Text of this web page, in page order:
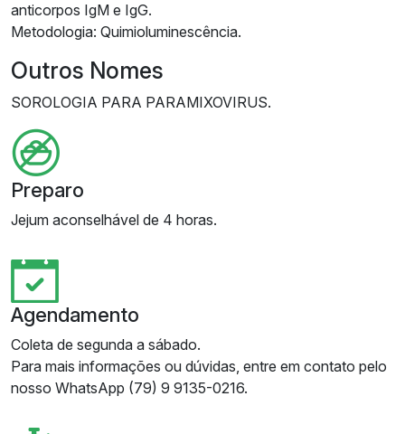
anticorpos IgM e IgG.
Metodologia: Quimioluminescência.
Outros Nomes
SOROLOGIA PARA PARAMIXOVIRUS.
Preparo
Jejum aconselhável de 4 horas.
Agendamento
Coleta de segunda a sábado.
Para mais informações ou dúvidas, entre em contato pelo
nosso WhatsApp (79) 9 9135-0216.